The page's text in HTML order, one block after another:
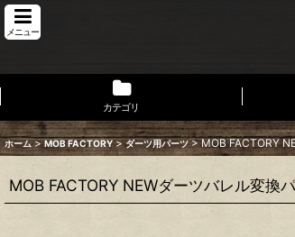
メニュー
カテゴリ
ホーム > MOB FACTORY > ダーツ用パーツ > MOB FACTORY
MOB FACTORY NEWダーツバレル変換